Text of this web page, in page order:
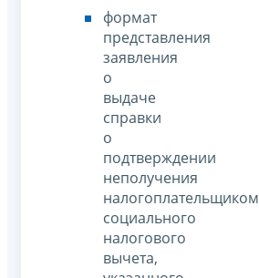
формат
представления
заявления
о
выдаче
справки
о
подтверждении
неполучения
налогоплательщиком
социального
налогового
вычета,